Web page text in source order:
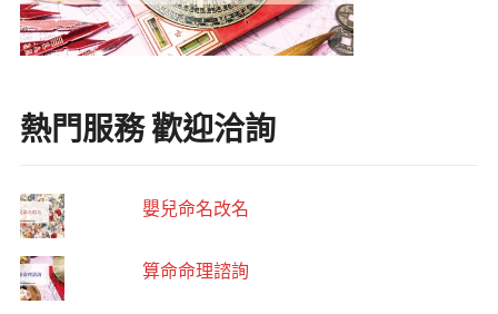
熱門服務 歡迎洽詢
嬰兒命名改名
算命命理諮詢